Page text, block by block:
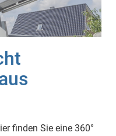
finden Sie eine 360°